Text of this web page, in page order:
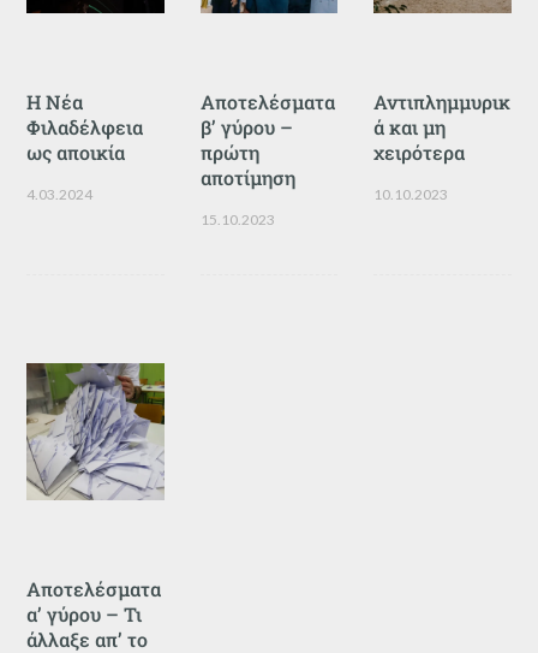
Η Νέα
Φιλαδέλφεια
ως αποικία
4.03.2024
Αποτελέσματα
β’ γύρου –
πρώτη
αποτίμηση
15.10.2023
Αντιπλημμυρικ
ά και μη
χειρότερα
10.10.2023
Αποτελέσματα
α’ γύρου – Τι
άλλαξε απ’ το